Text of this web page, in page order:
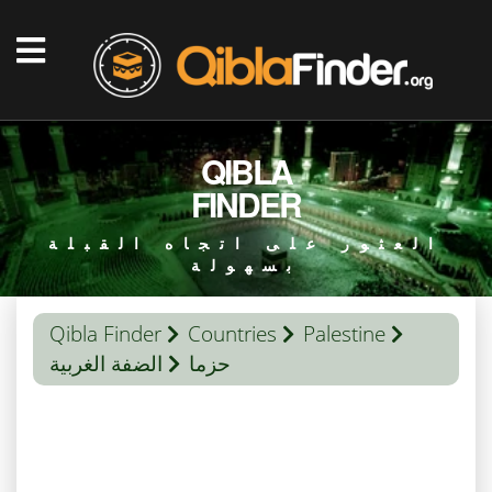
QIBLA
FINDER
العثور على اتجاه القبلة
بسهولة
Qibla Finder Countries
Palestine
الضفة الغربية
حزما